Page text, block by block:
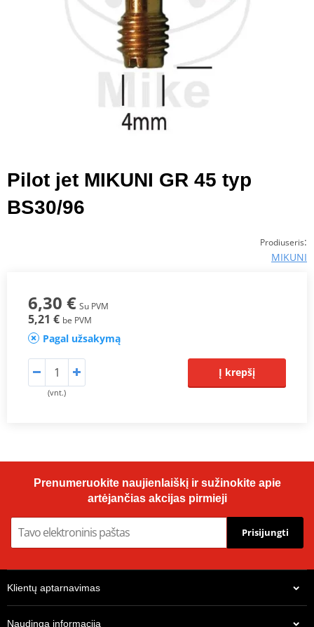
Pilot jet MIKUNI GR 45 typ
BS30/96
Prodiuseris:
MIKUNI
6,30 € Su PVM
5,21 € be PVM
Pagal užsakymą
(vnt.)
Į krepšį
Prenumeruokite naujienlaiškį ir sužinokite apie
artėjančias akcijas pirmieji
Prisijungti
Klientų aptarnavimas
Naudinga informacija